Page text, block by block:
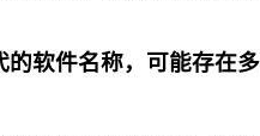
软件名称，可能存在